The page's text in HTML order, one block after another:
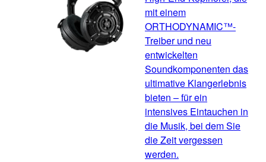
mit einem
ORTHODYNAMIC™-
Treiber und neu
entwickelten
Soundkomponenten das
ultimative Klangerlebnis
bieten – für ein
intensives Eintauchen in
die Musik, bei dem Sie
die Zeit vergessen
werden.